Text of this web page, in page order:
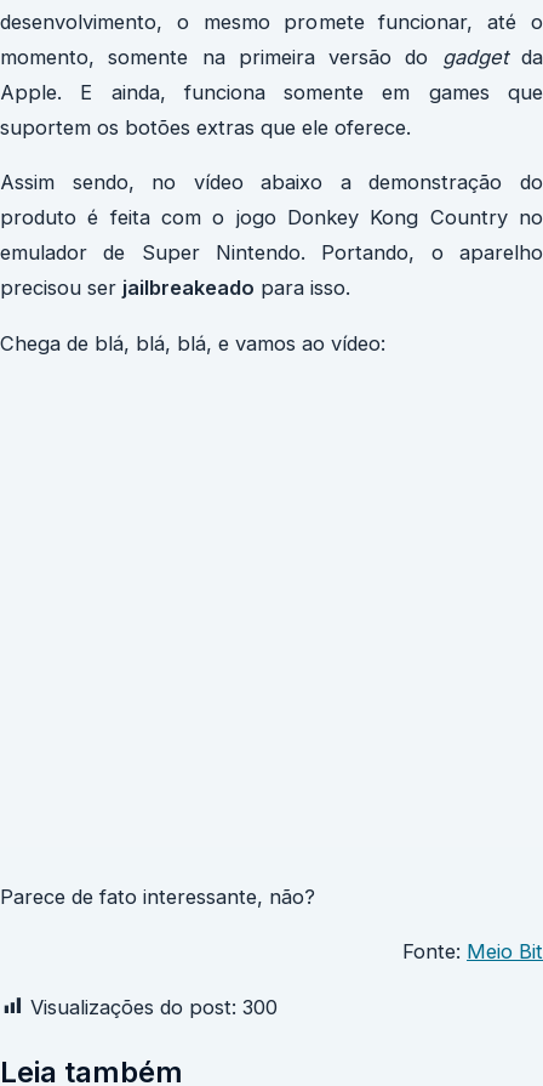
desenvolvimento, o mesmo promete funcionar, até o
momento, somente na primeira versão do gadgetda
Apple. E ainda, funciona somente em games que
suportem os botões extras que ele oferece.
Assim sendo, no vídeo abaixo a demonstração do
produto é feita com o jogo Donkey Kong Country no
emulador de Super Nintendo. Portando, o aparelho
precisou ser jailbreakeado para isso.
Chega de blá, blá, blá, e vamos ao vídeo:
Parece de fato interessante, não?
Fonte: Meio Bit
Visualizações do post: 300
Leia também